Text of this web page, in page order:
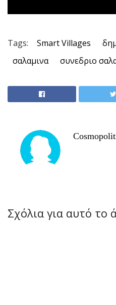
Tags: Smart Villages
σαλαμινα
συνεδριο
Σχόλια για αυτό το